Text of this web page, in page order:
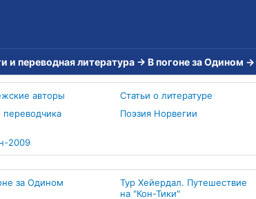
и переводная литература → В погоне за Одином →
авторы Статьи о литературе
переводчика
Поэзия Норвегии
2009
за Одином
Тур Хейердал. Путешествие
на "Кон-Тики"